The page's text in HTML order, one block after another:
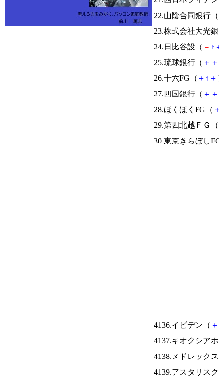
22.山陰合同銀行（
23.株式会社大光
24.日比谷設（ － ↑
25.琉球銀行（ ＋ ＋
26.十六FG（ ＋ ↑ ＋
27.四国銀行（ ＋ ＋
28.ほくほくFG（
29.第四北越ＦＧ（
30.東京きらぼし
4136.イビデン（ ＋
4137.キオクシア
4138.メドレック
4139.アスタリス